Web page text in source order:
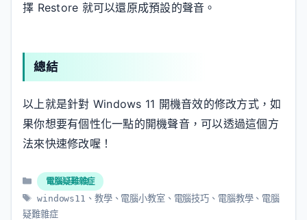
擇 Restore 就可以還原成預設的聲音。
總結
以上就是針對 Windows 11 開機音效的修改方式，如
果你想要有個性化一點的開機聲音，可以透過這個方
法來快速修改喔！
分
類
電腦疑難雜症
標
籤
windows11 、 教學、 電腦小教室、 電腦技巧 、 電腦教學、 電腦
疑難雜症